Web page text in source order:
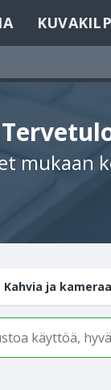
mukaan
Kahvia ja
käyttöä,